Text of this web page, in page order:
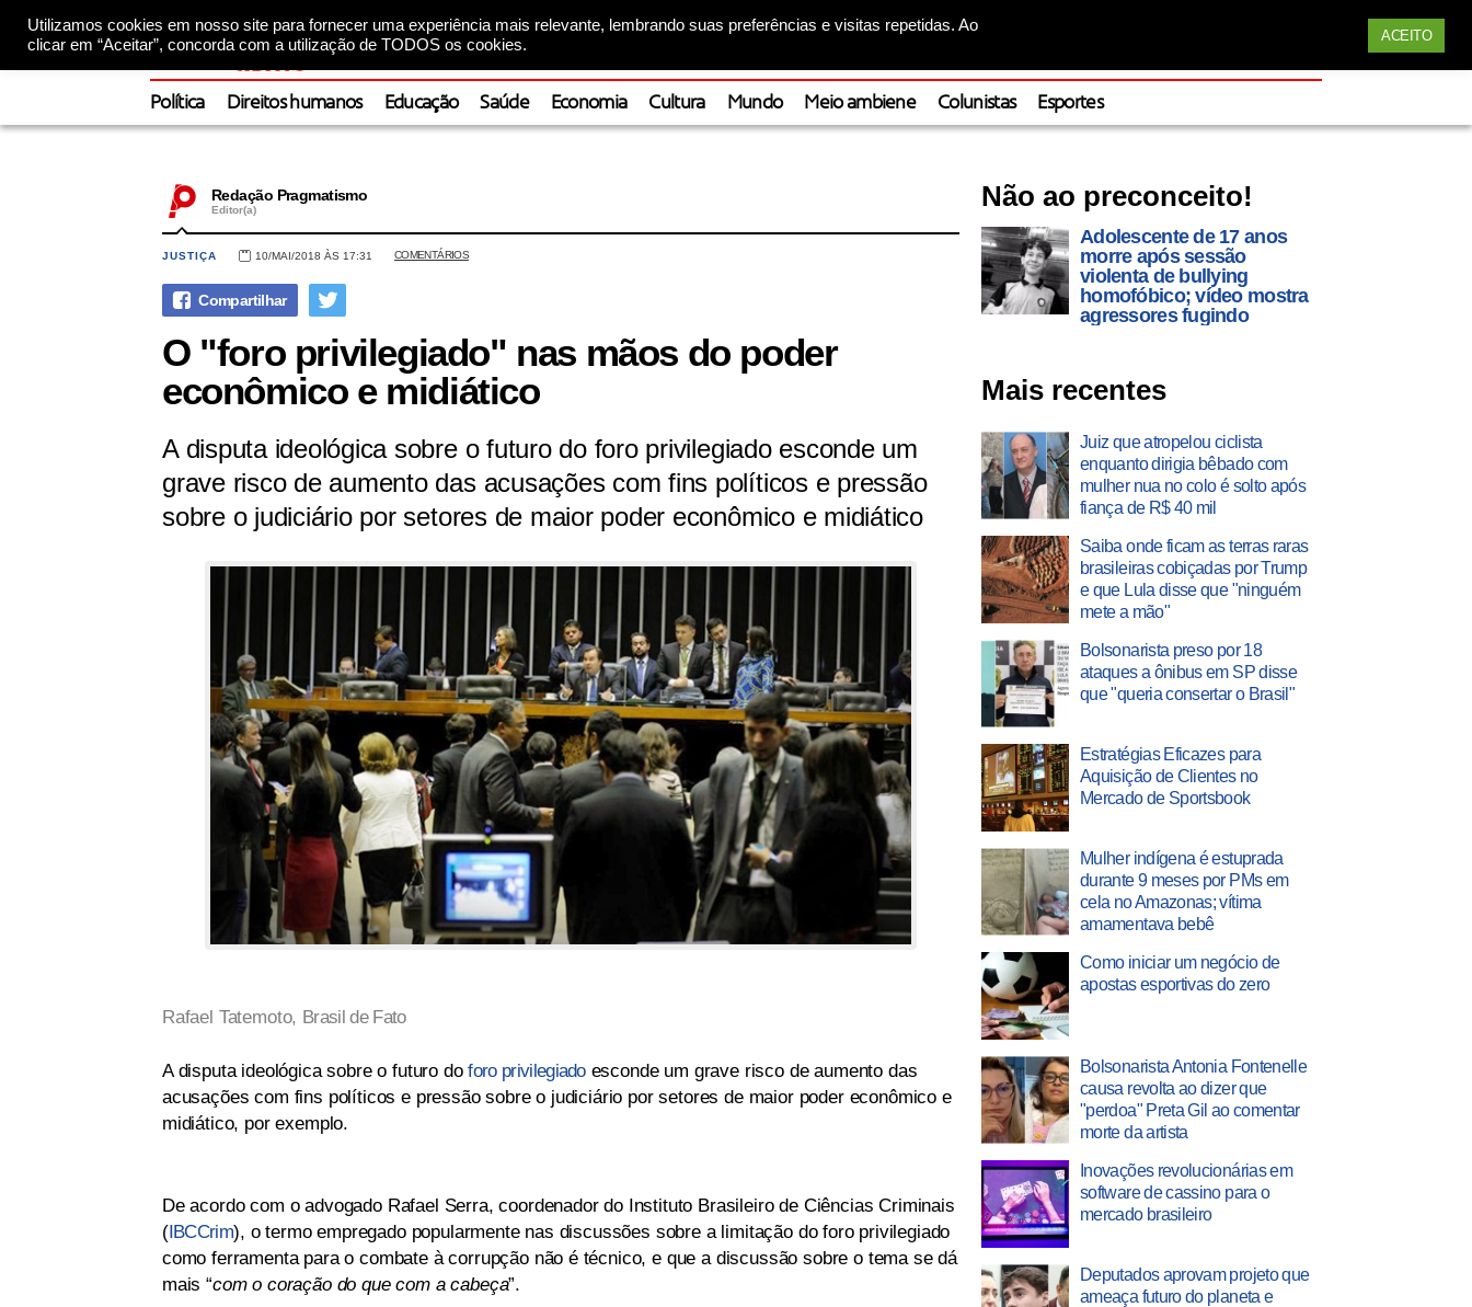
Utilizamos cookies em nosso site para fornecer uma experiência mais relevante, lembrando suas preferências e visitas repetidas. Ao
clicar em “Aceitar”, concorda com a utilização de TODOS os cookies.
ACEITO
Política Direitos humanos Educação Saúde Economia Cultura Mundo Meio ambiene Colunistas Esportes
Redação Pragmatismo
Editor(a)
JUSTIÇA 10/MAI/2018 ÀS 17:31 COMENTÁRIOS
O "foro privilegiado" nas mãos do poder
econômico e midiático
A disputa ideológica sobre o futuro do foro privilegiado esconde um
grave risco de aumento das acusações com fins políticos e pressão
sobre o judiciário por setores de maior poder econômico e midiático
Rafael Tatemoto, Brasil de Fato
A disputa ideológica sobre o futuro doforo privilegiadoesconde um grave risco de aumento das
acusações com fins políticos e pressão sobre o judiciário por setores de maior poder econômico e
midiático, por exemplo.
De acordo com o advogado Rafael Serra, coordenador do Instituto Brasileiro de Ciências Criminais
(IBCCrim), o termo empregado popularmente nas discussões sobre a limitação do foro privilegiado
como ferramenta para o combate à corrupção não é técnico, e que a discussão sobre o tema se dá
mais “com o coração do que com a cabeça”.
Não ao preconceito!
Adolescente de 17 anos
morre após sessão
violenta de bullying
homofóbico; vídeo mostra
agressores fugindo
Mais recentes
Juiz que atropelou ciclista
enquanto dirigia bêbado com
mulher nua no colo é solto após
fiança de R$ 40 mil
Saiba onde ficam as terras raras
brasileiras cobiçadas por Trump
e que Lula disse que "ninguém
mete a mão"
Bolsonarista preso por 18
ataques a ônibus em SP disse
que "queria consertar o Brasil"
Estratégias Eficazes para
Aquisição de Clientes no
Mercado de Sportsbook
Mulher indígena é estuprada
durante 9 meses por PMs em
cela no Amazonas; vítima
amamentava bebê
Como iniciar um negócio de
apostas esportivas do zero
Bolsonarista Antonia Fontenelle
causa revolta ao dizer que
"perdoa" Preta Gil ao comentar
morte da artista
Inovações revolucionárias em
software de cassino para o
mercado brasileiro
Deputados aprovam projeto que
ameaça futuro do planeta e